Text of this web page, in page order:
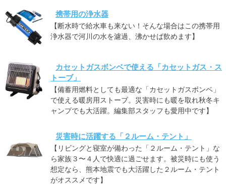
携帯用の浄水器
【断水時で給水車も来ない！そんな場合はこの携帯用
浄水器で河川の水を濾過、沸かせば飲めます】
カセットガスボンベで使える「カセットガス・ス
トーブ」
【備蓄用燃料としても最適な「カセットガスボンベ」
で使える暖房用ストーブ。災害時にも暖を取れ秋冬キ
ャンプでも大活躍。編集部スタッフも愛用中です】
災害時に活躍する「２ルーム・テント」
【リビングと寝室が備わった「２ルーム・テント」な
ら家族３〜４人で快適に過ごせます。被災時にも使う
想定なら、熊本地震でも大活躍した２ルーム・テント
がオススメです】